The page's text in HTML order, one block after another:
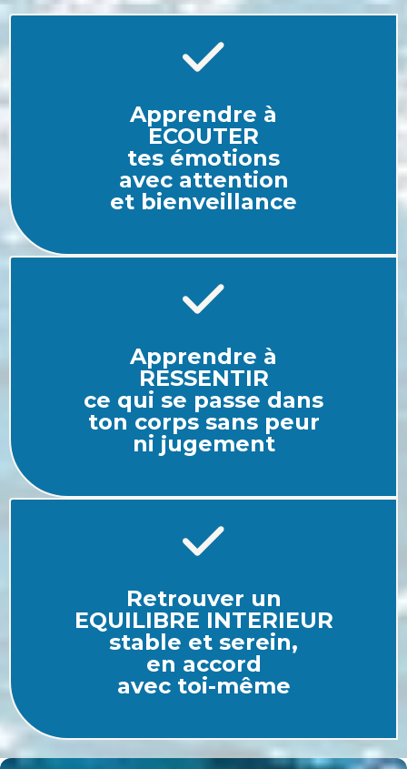
Apprendre à
ECOUTER
tes émotions
avec attention
et bienveillance
Apprendre à
RESSENTIR
ce qui se passe dans
ton corps sans peur
ni jugement
Retrouver un
EQUILIBRE INTERIEUR
stable et serein,
en accord
avec toi-même